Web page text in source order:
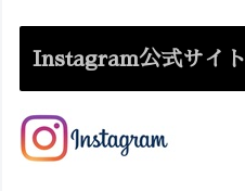
Instagram公式サイト